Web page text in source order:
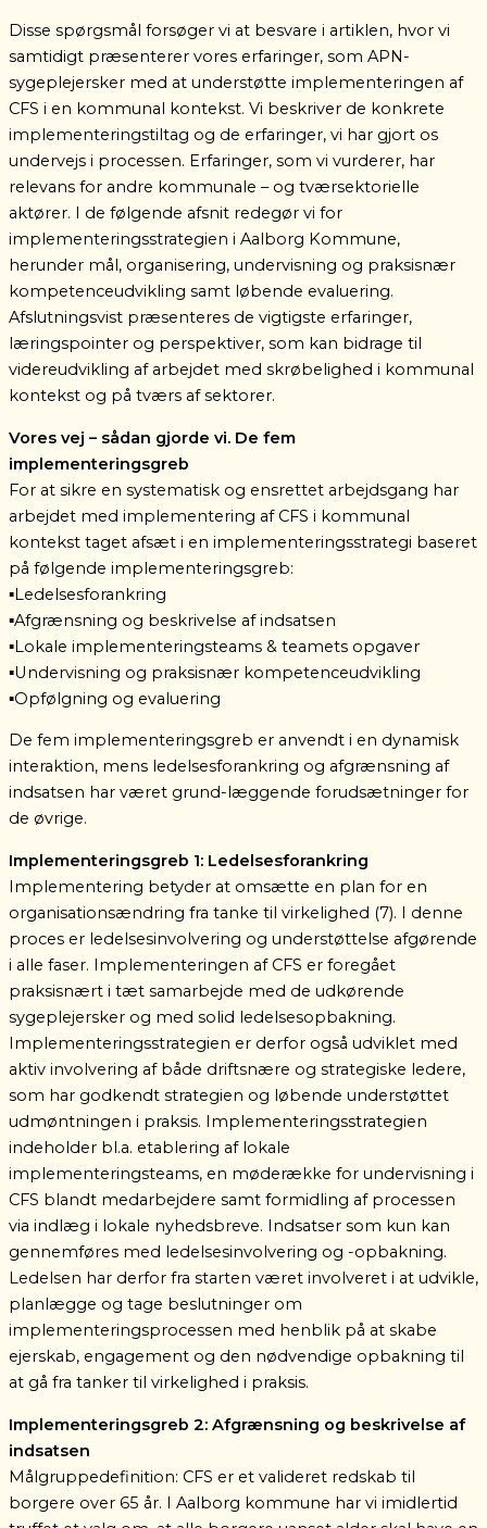
Disse spørgsmål forsøger vi at besvare i artiklen, hvor vi
samtidigt præsenterer vores erfaringer, som APN-
sygeplejersker med at understøtte implementeringen af
CFS i en kommunal kontekst. Vi beskriver de konkrete
implementeringstiltag og de erfaringer, vi har gjort os
undervejs i processen. Erfaringer, som vi vurderer, har
relevans for andre kommunale – og tværsektorielle
aktører. I de følgende afsnit redegør vi for
implementeringsstrategien i Aalborg Kommune,
herunder mål, organisering, undervisning og praksisnær
kompetenceudvikling samt løbende evaluering.
Afslutningsvist præsenteres de vigtigste erfaringer,
læringspointer og perspektiver, som kan bidrage til
videreudvikling af arbejdet med skrøbelighed i kommunal
kontekst og på tværs af sektorer.
Vores vej – sådan gjorde vi. De fem
implementeringsgreb
For at sikre en systematisk og ensrettet arbejdsgang har
arbejdet med implementering af CFS i kommunal
kontekst taget afsæt i en implementeringsstrategi baseret
på følgende implementeringsgreb:
▪️Ledelsesforankring
▪️Afgrænsning og beskrivelse af indsatsen
▪️Lokale implementeringsteams & teamets opgaver
▪️Undervisning og praksisnær kompetenceudvikling
▪️Opfølgning og evaluering
De fem implementeringsgreb er anvendt i en dynamisk
interaktion, mens ledelsesforankring og afgrænsning af
indsatsen har været grund-læggende forudsætninger for
de øvrige.
Implementeringsgreb 1: Ledelsesforankring
Implementering betyder at omsætte en plan for en
organisationsændring fra tanke til virkelighed (7). I denne
proces er ledelsesinvolvering og understøttelse afgørende
i alle faser. Implementeringen af CFS er foregået
praksisnært i tæt samarbejde med de udkørende
sygeplejersker og med solid ledelsesopbakning.
Implementeringsstrategien er derfor også udviklet med
aktiv involvering af både driftsnære og strategiske ledere,
som har godkendt strategien og løbende understøttet
udmøntningen i praksis. Implementeringsstrategien
indeholder bl.a. etablering af lokale
implementeringsteams, en møderække for undervisning i
CFS blandt medarbejdere samt formidling af processen
via indlæg i lokale nyhedsbreve. Indsatser som kun kan
gennemføres med ledelsesinvolvering og -opbakning.
Ledelsen har derfor fra starten været involveret i at udvikle,
planlægge og tage beslutninger om
implementeringsprocessen med henblik på at skabe
ejerskab, engagement og den nødvendige opbakning til
at gå fra tanker til virkelighed i praksis.
Implementeringsgreb 2: Afgrænsning og beskrivelse af
indsatsen
Målgruppedefinition: CFS er et valideret redskab til
borgere over 65 år. I Aalborg kommune har vi imidlertid